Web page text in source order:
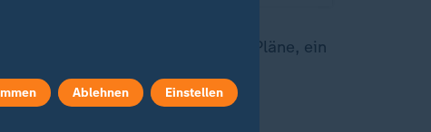
Madrid weichen, parallel reifen Pläne, ein
Ablehnen Einstellen